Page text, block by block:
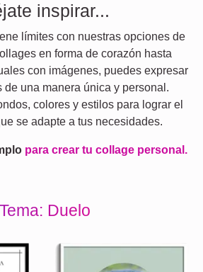
inspirar...
límites con nuestras opciones de
en forma de corazón hasta
con imágenes, puedes expresar
de una manera única y personal.
colores y estilos para lograr el
se adapte a tus necesidades.
para crear tu collage personal.
Tema: Duelo